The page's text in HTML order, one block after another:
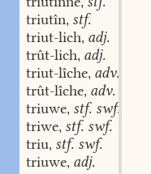
triutîn, stf.
triut-lich, adj.
trût-lich, adj.
triut-lîche, adv.
trût-lîche, adv.
triuwe, stf. swf.
triwe, stf. swf.
triu, stf. swf.
triuwe, adj.